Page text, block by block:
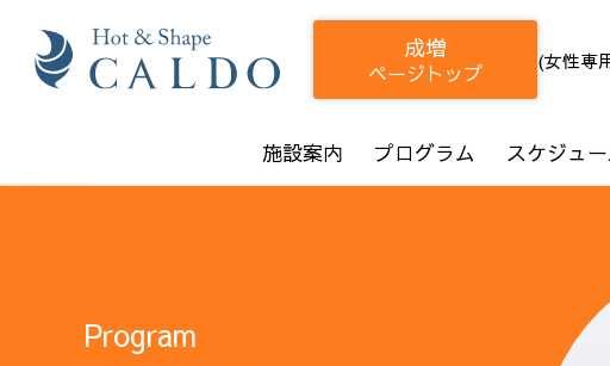
成増
ページトップ
(女性専
施設案内 プログラム スケジュ
Program